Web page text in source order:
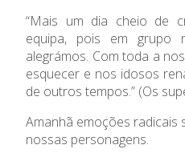
“Mais um dia cheio de
equipa, pois em grupo
alegrámos. Com toda a
esquecer e nos idosos
de outros tempos.” (Os
Amanhã emoções radicais
nossas personagens.